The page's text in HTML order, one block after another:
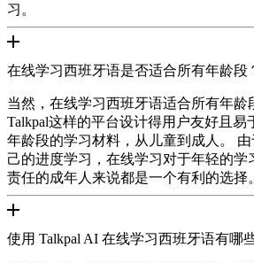
习。
在线学习西班牙语是否适合所有年龄段
当然，在线学习西班牙语适合所有年龄
Talkpal这样的平台设计得用户友好且易
年龄段的学习材料，从儿童到成人。
己的进度学习，在线学习对于年轻的学
责任的成年人来说都是一个有利的选择。
使用 Talkpal AI 在线学习西班牙语有哪